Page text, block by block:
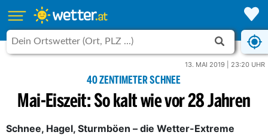
13. MAI 2019 | 23:20 UHR
40 ZENTIMETER SCHNEE
Mai-Eiszeit: So kalt wie vor 28 Jahren
Schnee, Hagel, Sturmböen – die Wetter-Extreme